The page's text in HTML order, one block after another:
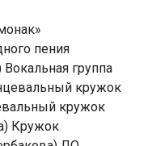
пения
группа
кружок
кружок
Кружок